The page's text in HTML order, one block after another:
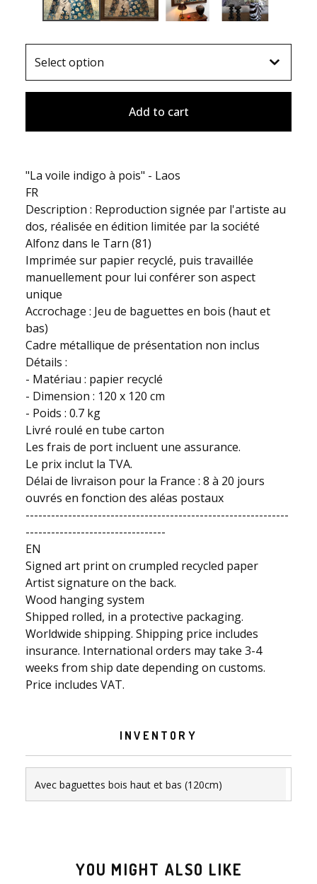
Add to cart
"La voile indigo à pois" - Laos
FR
Description : Reproduction signée par l'artiste au
dos, réalisée en édition limitée par la société
Alfonz dans le Tarn (81)
Imprimée sur papier recyclé, puis travaillée
manuellement pour lui conférer son aspect
unique
Accrochage : Jeu de baguettes en bois (haut et
bas)
Cadre métallique de présentation non inclus
Détails :
- Matériau : papier recyclé
- Dimension : 120 x 120 cm
- Poids : 0.7 kg
Livré roulé en tube carton
Les frais de port incluent une assurance.
Le prix inclut la TVA.
Délai de livraison pour la France : 8 à 20 jours
ouvrés en fonction des aléas postaux
--------------------------------------------------------------
---------------------------------
EN
Signed art print on crumpled recycled paper
Artist signature on the back.
Wood hanging system
Shipped rolled, in a protective packaging.
Worldwide shipping. Shipping price includes
insurance. International orders may take 3-4
weeks from ship date depending on customs.
Price includes VAT.
INVENTORY
Avec baguettes bois haut et bas (120cm)
YOU MIGHT ALSO LIKE